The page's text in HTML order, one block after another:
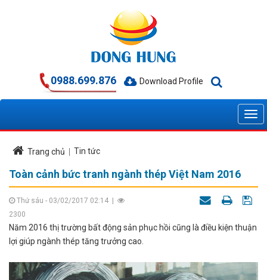
0988.699.876 Download Profile
Trang chủ Tin tức
Toàn cảnh bức tranh ngành thép Việt Nam 2016
Thứ sáu - 03/02/2017 02:14
2300
Năm 2016 thị trường bất động sản phục hồi cũng là điều kiện thuận
lợi giúp ngành thép tăng trưởng cao.